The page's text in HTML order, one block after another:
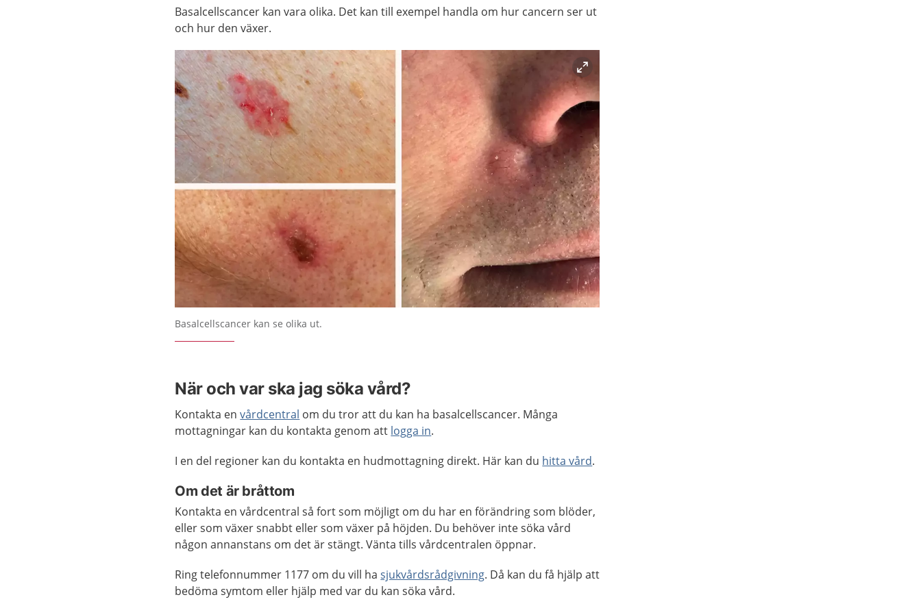
Basalcellscancer kan vara olika. Det kan till exempel handla om hur cancern ser ut
och hur den växer.
Förstora bilden
Basalcellscancer kan se olika ut.
När och var ska jag söka vård?
Kontakta envårdcentral om du tror att du kan ha basalcellscancer. Många
mottagningar kan du kontakta genom att logga in.
I en del regioner kan du kontakta en hudmottagning direkt. Här kan du hitta vård.
Om det är bråttom
Kontakta en vårdcentral så fort som möjligt om du har en förändring som blöder,
eller som växer snabbt eller som växer på höjden. Du behöver inte söka vård
någon annanstans om det är stängt. Vänta tills vårdcentralen öppnar.
Ring telefonnummer 1177 om du vill hasjukvårdsrådgivning. Då kan du få hjälp att
bedöma symtom eller hjälp med var du kan söka vård.